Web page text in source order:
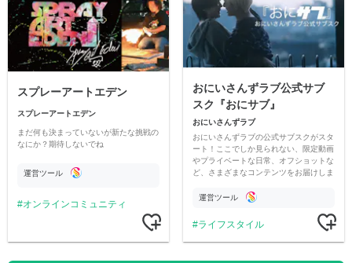
スプレーアートエデン
スプレーアートエデン
まだ何も決まっていないが新たな挑戦の
なにか？期待しないでね
運営ツール
オンラインコミュニティ
おにいさんずラブ公式サブ
スク『おにサブ』
おにいさんずラブ
おにいさんずラブの公式サブスクがスタ
ート！ここでしか見られない、限定動画
やプライベートな日常、オフショットな
ど、さまざまなコンテンツをお届けしま
運営ツール
ライフスタイル